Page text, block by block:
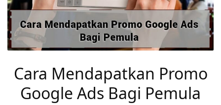
Cara Mendapatkan Promo
Google Ads Bagi Pemula